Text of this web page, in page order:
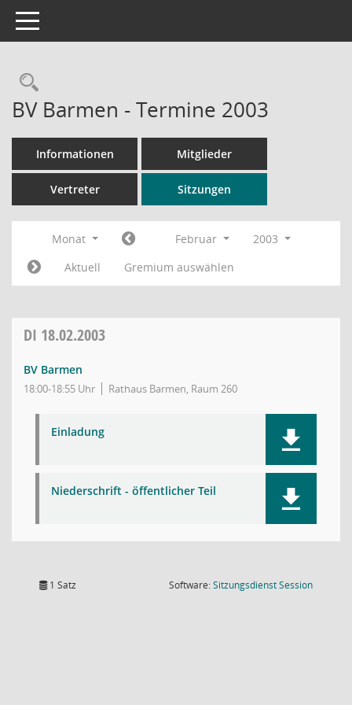
Toggle navigation
Rechercheauswahl
BV Barmen - Termine 2003
Informationen Mitglieder
Vertreter Sitzungen
Monat Februar
2003
Aktuell
Gremium auswählen
DI 18.02.2003
BV Barmen
18:00-18:55 Uhr Rathaus Barmen, Raum 260
Einladung
Niederschrift - öffentlicher Teil
1 Satz Software:SitzungsdienstSession(Wird in